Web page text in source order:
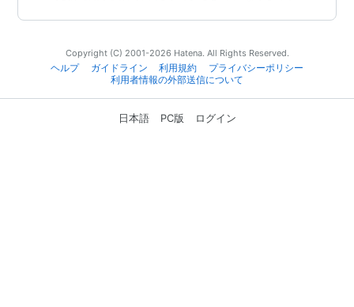
Copyright (C) 2001-2026 Hatena. All Rights Reserved.
ヘルプ
ガイドライン 利用規約
プライバシーポリシー
利用者情報の外部送信について
日本語 PC版 ログイン